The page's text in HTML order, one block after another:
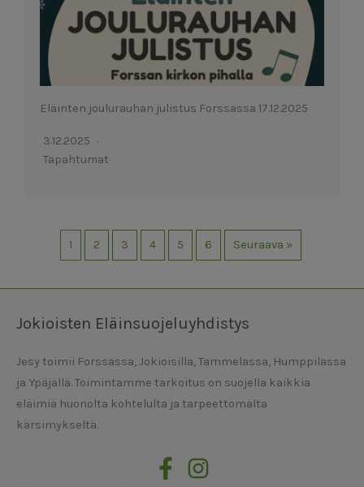
Eläinten joulurauhan julistus Forssassa 17.12.2025
3.12.2025
Tapahtumat
1 2 3 4 5 6 Seuraava »
Jokioisten Eläinsuojeluyhdistys
Jesy toimii Forssassa, Jokioisilla, Tammelassa, Humppilassa
ja Ypäjällä. Toimintamme tarkoitus on suojella kaikkia
eläimiä huonolta kohtelulta ja tarpeettomalta
kärsimykseltä.